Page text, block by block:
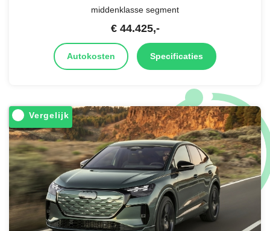
middenklasse segment
€ 44.425,-
Autokosten Specificaties
Vergelijk